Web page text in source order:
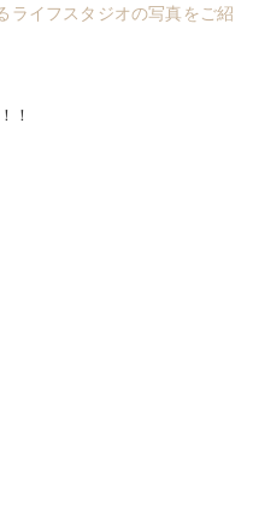
ライフスタジオの写真をご紹
！